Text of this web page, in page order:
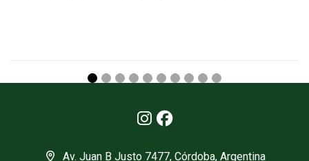
Av. Juan B Justo 7477, Córdoba, Argentina